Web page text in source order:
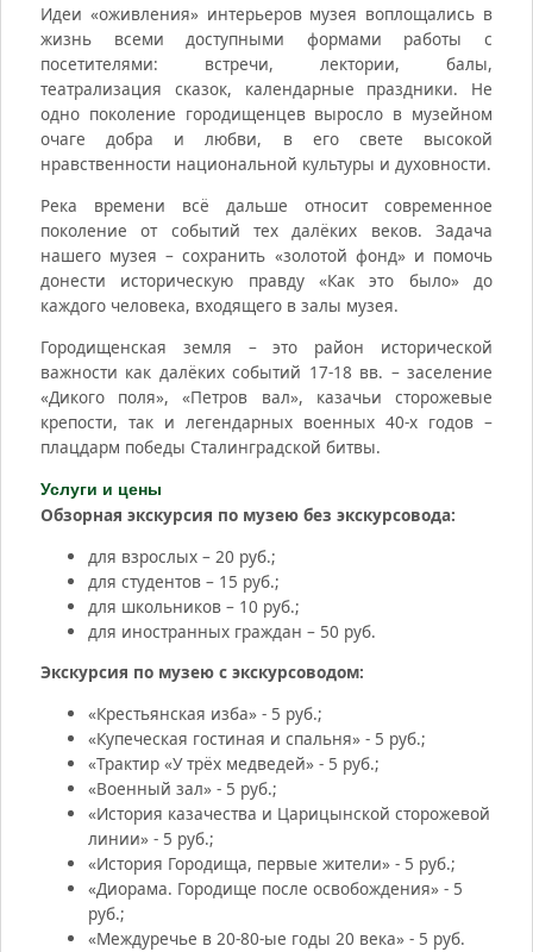
Идеи «оживления» интерьеров музея воплощались в
жизнь всеми доступными формами работы с
посетителями: встречи, лектории, балы,
театрализация сказок, календарные праздники. Не
одно поколение городищенцев выросло в музейном
очаге добра и любви, в его свете высокой
нравственности национальной культуры и духовности.
Река времени всё дальше относит современное
поколение от событий тех далёких веков. Задача
нашего музея – сохранить «золотой фонд» и помочь
донести историческую правду «Как это было» до
каждого человека, входящего в залы музея.
Городищенская земля – это район исторической
важности как далёких событий 17-18 вв. – заселение
«Дикого поля», «Петров вал», казачьи сторожевые
крепости, так и легендарных военных 40-х годов –
плацдарм победы Сталинградской битвы.
Услуги и цены
Обзорная экскурсия по музею без экскурсовода:
для взрослых – 20 руб.;
для студентов – 15 руб.;
для школьников – 10 руб.;
для иностранных граждан – 50 руб.
Экскурсия по музею с экскурсоводом:
«Крестьянская изба» - 5 руб.;
«Купеческая гостиная и спальня» - 5 руб.;
«Трактир «У трёх медведей» - 5 руб.;
«Военный зал» - 5 руб.;
«История казачества и Царицынской сторожевой
линии» - 5 руб.;
«История Городища, первые жители» - 5 руб.;
«Диорама. Городище после освобождения» - 5
руб.;
«Междуречье в 20-80-ые годы 20 века» - 5 руб.